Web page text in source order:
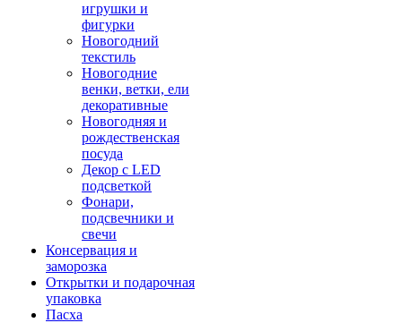
игрушки и
фигурки
Новогодний
текстиль
Новогодние
венки, ветки, ели
декоративные
Новогодняя и
рождественская
посуда
Декор с LED
подсветкой
Фонари,
подсвечники и
свечи
Консервация и
заморозка
Открытки и подарочная
упаковка
Пасха